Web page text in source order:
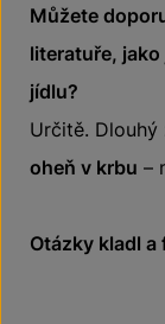
Můžete
literatuře,
jídlu?
Určitě. Dlouhý
oheň v krbu –
Otázky kladl